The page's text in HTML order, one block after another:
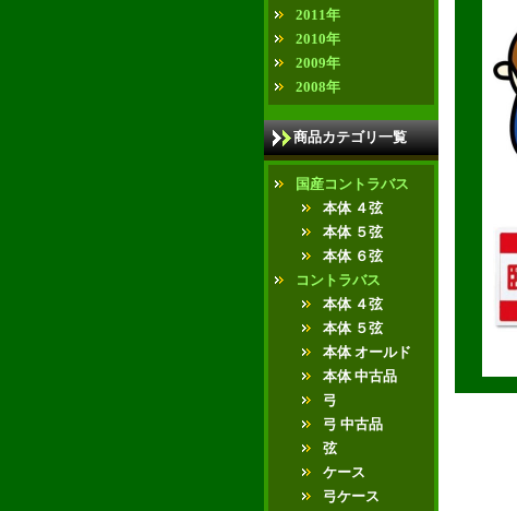
2011年
2010年
2009年
2008年
商品カテゴリ一覧
国産コントラバス
本体 ４弦
本体 ５弦
本体 ６弦
コントラバス
本体 ４弦
本体 ５弦
本体 オールド
本体 中古品
弓
弓 中古品
弦
ケース
弓ケース